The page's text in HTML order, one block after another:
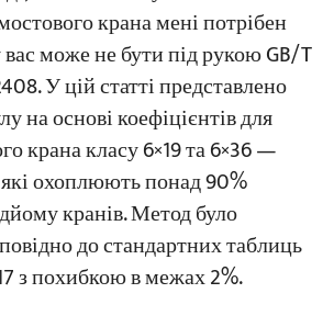
тросів мостового крана
контакт (бажано для
контакт (вторинні
визначення діаметра
розміру троса мостового
крана мені потрібен
вас може не бути під рукою GB/T
У цій статті представлено
на основі коефіцієнтів для
крана класу 6×19 та 6×36 —
охоплюють понад 90%
кранів. Метод було
до стандартних таблиць
з похибкою в межах 2%.